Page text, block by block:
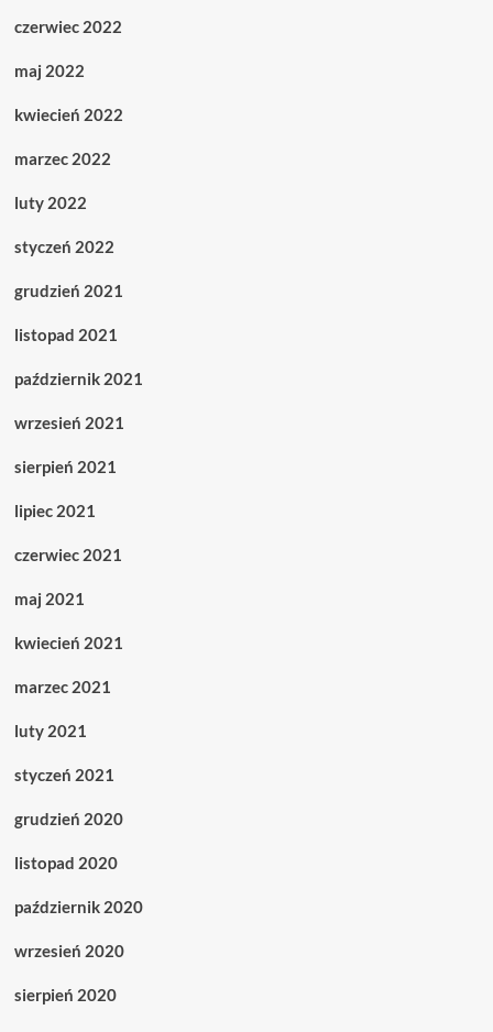
czerwiec 2022
maj 2022
kwiecień 2022
marzec 2022
luty 2022
styczeń 2022
grudzień 2021
listopad 2021
październik 2021
wrzesień 2021
sierpień 2021
lipiec 2021
czerwiec 2021
maj 2021
kwiecień 2021
marzec 2021
luty 2021
styczeń 2021
grudzień 2020
listopad 2020
październik 2020
wrzesień 2020
sierpień 2020